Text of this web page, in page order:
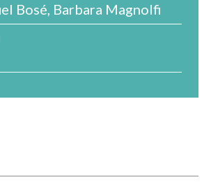
Bosé, Barbara Magnolfi